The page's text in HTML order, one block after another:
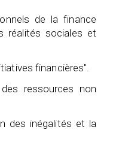
de la finance
réalités sociales et
financières".
ressources non
des inégalités et la